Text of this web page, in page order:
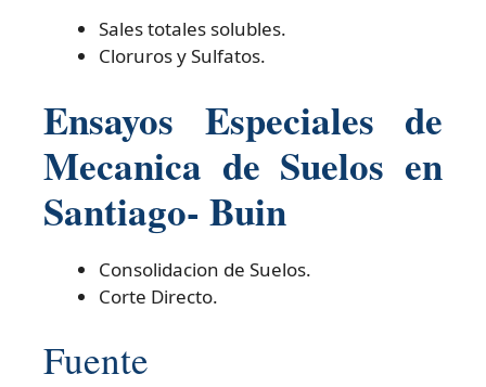
Sales totales solubles.
Cloruros y Sulfatos.
Ensayos Especiales de
Mecanica de Suelos en
Santiago- Buin
Consolidacion de Suelos.
Corte Directo.
Fuente